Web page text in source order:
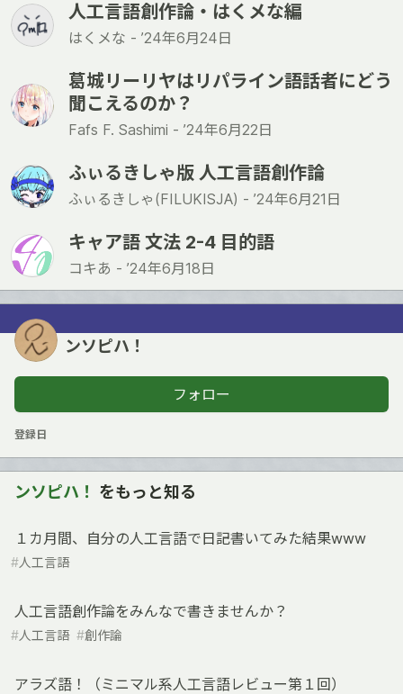
人工言語創作論・はくメな編
はくメな - ’24年6月24日
葛城リーリヤはリパライン語話者にどう
聞こえるのか？
Fafs F. Sashimi - ’24年6月22日
ふぃるきしゃ版 人工言語創作論
ふぃるきしゃ(FILUKISJA) - ’24年6月21日
キャア語 文法 2-4 目的語
コキあ - ’24年6月18日
ンソピハ！
フォロー
登録日
ンソピハ！ をもっと知る
１カ月間、自分の人工言語で日記書いてみた結果www
#人工言語
人工言語創作論をみんなで書きませんか？
#人工言語 #創作論
アラズ語！（ミニマル系人工言語レビュー第１回）